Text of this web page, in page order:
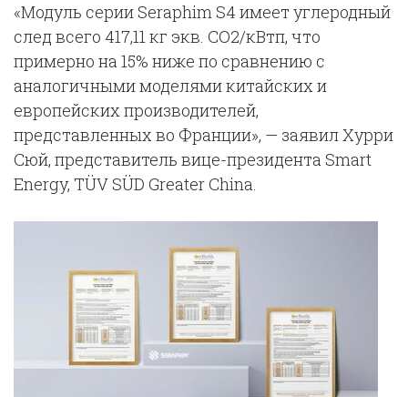
«Модуль серии Seraphim S4 имеет углеродный
след всего 417,11 кг экв. CO2/кВтп, что
примерно на 15% ниже по сравнению с
аналогичными моделями китайских и
европейских производителей,
представленных во Франции», — заявил Хурри
Сюй, представитель вице-президента Smart
Energy, TÜV SÜD Greater China.